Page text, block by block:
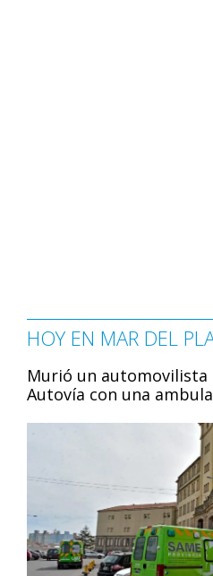
HOY EN MAR DEL
Murió un automovilista
Autovía con una